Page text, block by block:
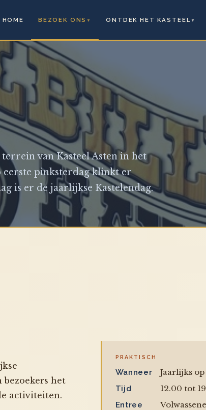
HOME BEZOEK ONS ▼ ONTDEK HET KASTEEL ▼
van Kasteel Asten in het
eerste pinksterdag klinkt er
is er de jaarlijkse Kastelendag.
bezoekers het
activiteiten.
PRAKTISCH
Wanneer Jaarlijks
Tijd 12.00 tot
Entree